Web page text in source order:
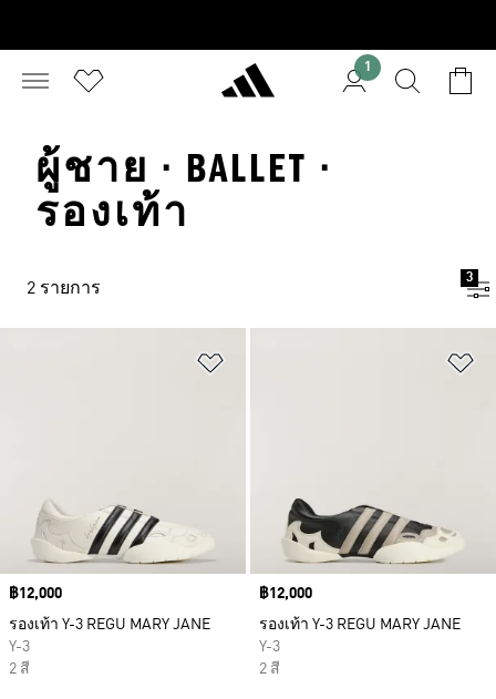
1
ผู้ชาย · BALLET ·
รองเท้า
2 รายการ
3
Price
฿12,000
รองเท้า Y-3 REGU MARY JANE
Y-3
2 สี
Price
฿12,000
รองเท้า Y-3 REGU MARY JANE
Y-3
2 สี